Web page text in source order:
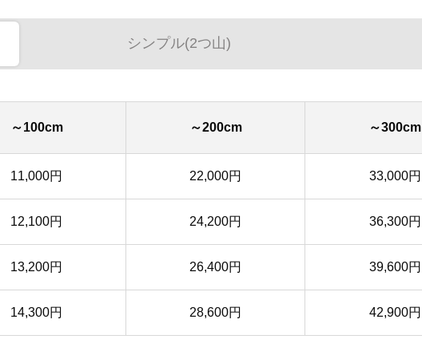
シンプル(2つ山)
～100cm ～200cm ～300cm
11,000円 22,000円 33,000円
12,100円 24,200円 36,300円
13,200円 26,400円 39,600円
14,300円 28,600円 42,900円